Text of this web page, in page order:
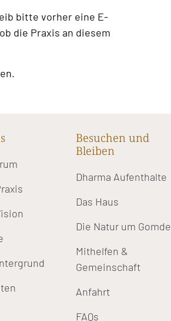
bitte vorher eine E-
die Praxis an diesem
Besuchen und
Bleiben
Dharma Aufenthalte
Das Haus
Die Natur um Gomde
Mithelfen &
Gemeinschaft
Anfahrt
FAQs